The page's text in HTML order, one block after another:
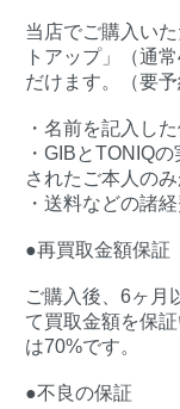
当店でご購入い
トアップ」（通
だけます。（要予
・名前を記入し
・GIBとTONIQ
されたご本人のみ
・送料などの諸
●再買取金額保証
ご購入後、6ヶ月
て買取金額を保
は70%です。
●不良の保証